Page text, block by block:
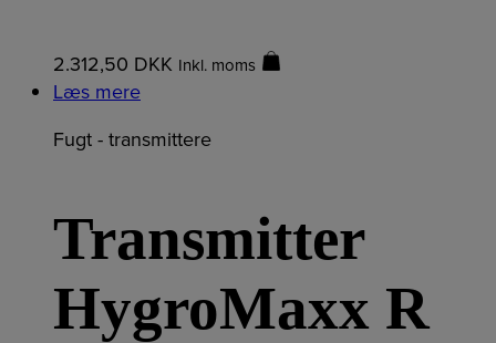
2.312,50 DKK Inkl. moms
Læs mere
Fugt - transmittere
Transmitter
HygroMaxx R